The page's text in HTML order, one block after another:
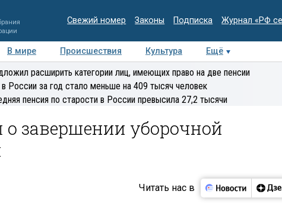
Свежий номер Законы Подписка Журнал «РФ
В мире Происшествия Культура
Ещё
Медиацентр Интервью Колумнисты
расширить категории лиц, имеющих право на две пенсии
России за год стало меньше на 409 тысяч человек
пенсия по старости в России превысила 27,2 тысячи
завершении уборочной
Читать нас в